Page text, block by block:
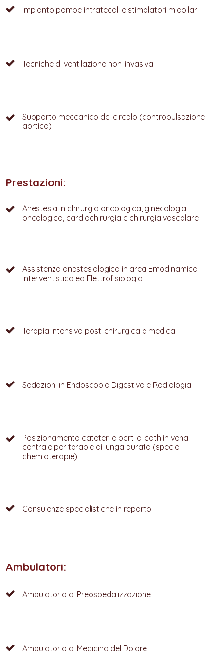
Impianto pompe intratecali e stimolatori midollari
Tecniche di ventilazione non-invasiva
Supporto meccanico del circolo (contropulsazione
aortica)
Prestazioni:
Anestesia in chirurgia oncologica, ginecologia
oncologica, cardiochirurgia e chirurgia vascolare
Assistenza anestesiologica in area Emodinamica
interventistica ed Elettrofisiologia
Terapia Intensiva post-chirurgica e medica
Sedazioni in Endoscopia Digestiva e Radiologia
Posizionamento cateteri e port-a-cath in vena
centrale per terapie di lunga durata (specie
chemioterapie)
Consulenze specialistiche in reparto
Ambulatori:
Ambulatorio di Preospedalizzazione
Ambulatorio di Medicina del Dolore